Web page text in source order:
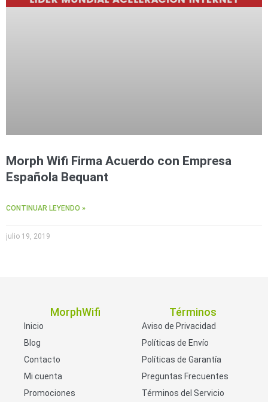
Morph Wifi Firma Acuerdo con Empresa
Española Bequant
CONTINUAR LEYENDO »
julio 19, 2019
MorphWifi
Inicio
Blog
Contacto
Mi cuenta
Promociones
Términos
Aviso de Privacidad
Políticas de Envío
Políticas de Garantía
Preguntas Frecuentes
Términos del Servicio